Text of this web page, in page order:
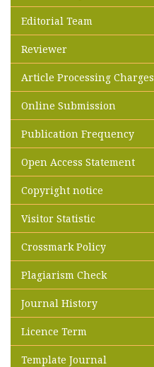
Editorial Team
Reviewer
Article Processing Charges
Online Submission
Publication Frequency
Open Access Statement
Copyright notice
Visitor Statistic
Crossmark Policy
Plagiarism Check
Journal History
Licence Term
Template Journal